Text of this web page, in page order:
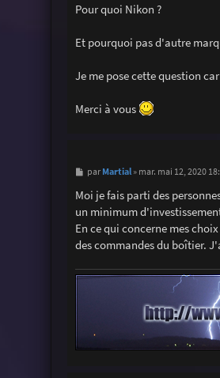
Pour quoi Nikon ?
Et pourquoi pas d'autre
Je me pose cette question
Merci à vous
M
s
s
a
e
par Martial» mar. mai 12, 2020
Moi je fais parti des
un minimum
En ce qui concerne mes
des commandes du boîtier.